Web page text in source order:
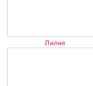
Лилия